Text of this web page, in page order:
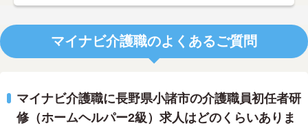
マイナビ介護職のよくあるご質問
マイナビ介護職に長野県小諸市の介護職員初任者研
修（ホームヘルパー2級）求人はどのくらいありま